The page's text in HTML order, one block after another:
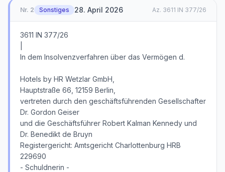
Nr. 2 Sonstiges 28. April 2026 Az. 3611 IN 377/26
3611 IN 377/26
In dem Insolvenzverfahren über das Vermögen d.
Hotels by HR Wetzlar GmbH,
Hauptstraße 66, 12159 Berlin,
vertreten durch den geschäftsführenden Gesellschafter
Dr. Gordon Geiser
und die Geschäftsführer Robert Kalman Kennedy und
Dr. Benedikt de Bruyn
Registergericht: Amtsgericht Charlottenburg HRB
229690
- Schuldnerin -